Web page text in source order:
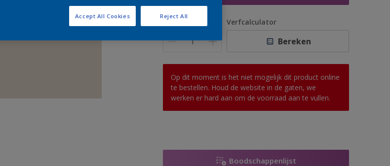
Aantal Verfcalculator
Bereken
Op dit moment is het niet mogelijk dit product online
te bestellen. Houd de website in de gaten, we
werken er hard aan om de voorraad aan te vullen.
Boodschappenlijst
Reject All
Accept All Cookies